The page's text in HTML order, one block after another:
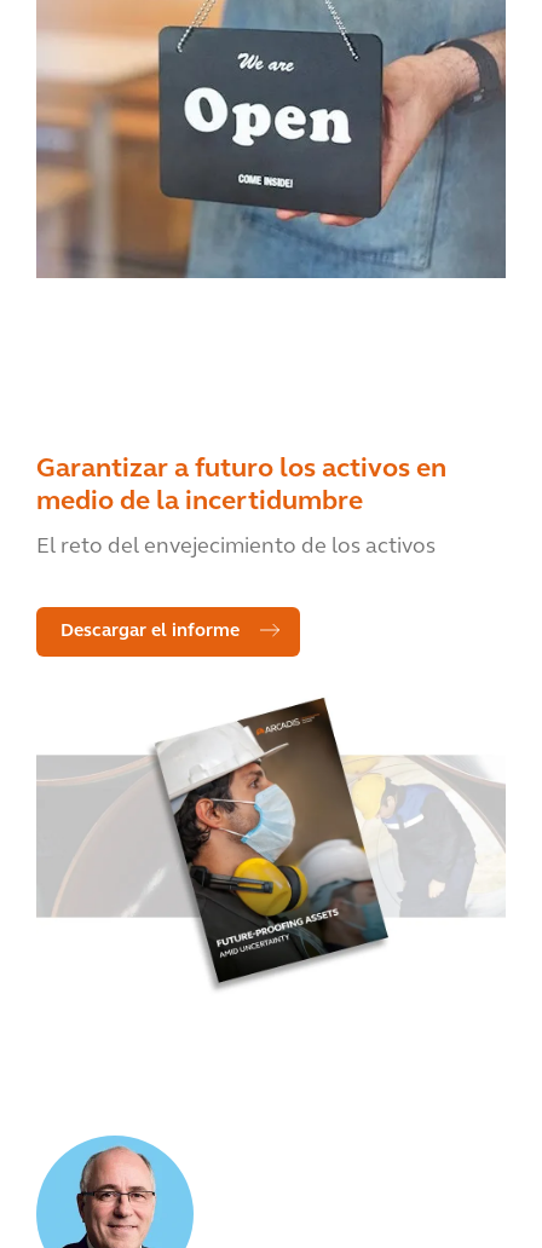
Garantizar a futuro los activos en
medio de la incertidumbre
El reto del envejecimiento de los activos
Descargar el informe